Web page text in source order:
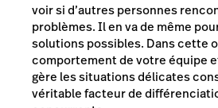
voir si d’autres personnes
problèmes. Il en va de même
solutions possibles. Dans cette
comportement de votre équipe
gère les situations délicates
véritable facteur de